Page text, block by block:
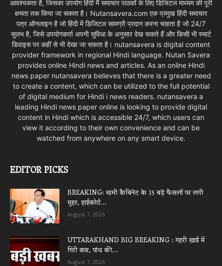
आवश्यकता है, जिसका उपयोग हिंदी मैं समाचार पाठकों के लिए डिजिटल माध्यम की पूरी
क्षमता तक किया जा सकता है। Nutansavera.com एक प्रमुख हिंदी समाचार
पत्र ऑनलाइन है जो हिंदी में डिजिटल सामग्री प्रदान करना चाहता है जो 24/7
सुलभ है, जिसे उपयोगकर्ता अपनी सुविधा के अनुसार देख सकते हैं और किसी भी स्मार्ट
डिवाइस पर कहीं से भी देखा जा सकता है। nutansavera is digital content
provider framework in regional Hindi language. Nutan Savera
provides online Hindi news and articles. As an online Hindi
news paper nutansavera believes that there is a greater need
to create a content, which can be utilized to the full potential
of digital medium for Hindi i news readers. nutansavera a
leading Hindi news paper online is looking to provide digital
content in Hindi which is accessible 24/7, which users can
view it according to their own convenience and can be
watched from anywhere on any smart device.
EDITOR PICKS
BREAKING: धामी कैबिनेट के 15 बड़े फैसलों पर लगी
मुहर, हाईकोर्ट...
August 7, 2026
UTTARAKHAND BIG BREAKING : गहरी खाई में
गिरी कार, पांच की...
August 7, 2026